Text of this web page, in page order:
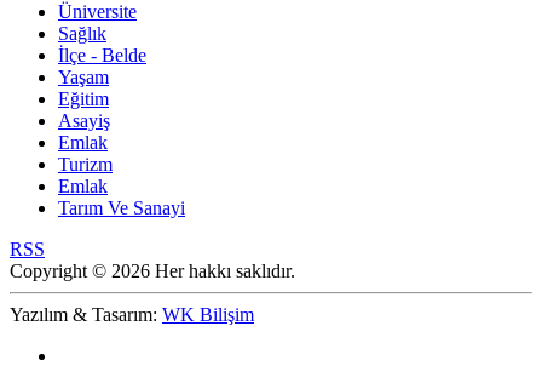
Üniversite
Sağlık
İlçe - Belde
Yaşam
Eğitim
Asayiş
Emlak
Turizm
Emlak
Tarım Ve Sanayi
RSS
Copyright © 2026 Her hakkı saklıdır.
Yazılım & Tasarım: WK Bilişim